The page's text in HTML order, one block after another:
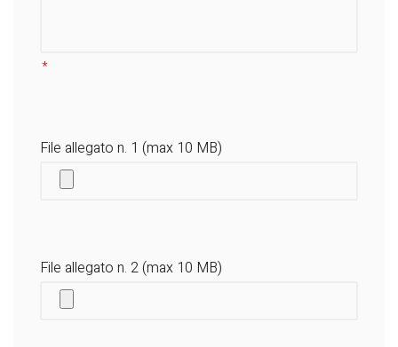
File allegato n. 1 (max 10 MB)
File allegato n. 2 (max 10 MB)